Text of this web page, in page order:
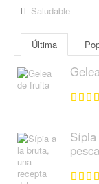
Saludable
Última